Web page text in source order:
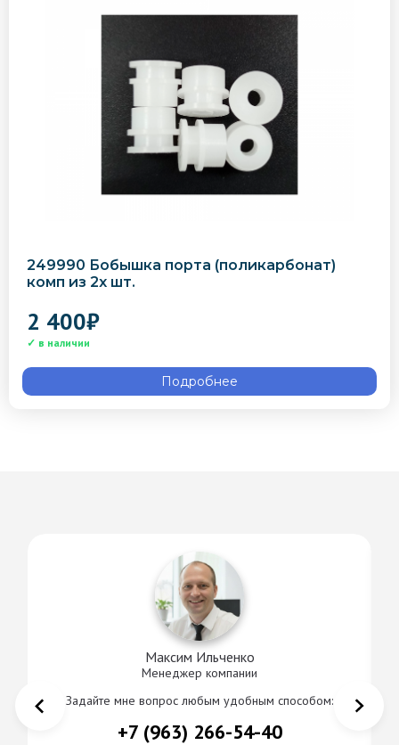
249990 Бобышка порта (поликарбонат)
комп из 2х шт.
2 400₽
Подробнее
Максим Ильченко
Менеджер компании
Задайте мне вопрос любым удобным способом:
+7 (963) 266-54-40